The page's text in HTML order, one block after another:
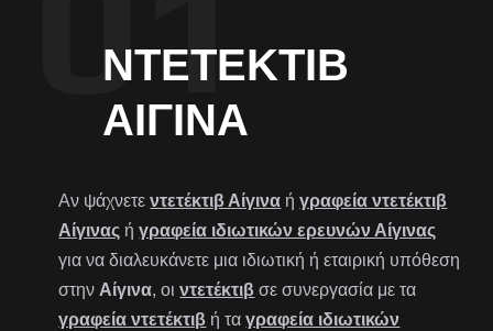
ΝΤΕΤΈΚΤΙΒ
ΑΊΓΙΝΑ
Αν ψάχνετεντετέκτιβ Αίγινα ήγραφεία ντετέκτιβ
Αίγινας ήγραφεία ιδιωτικών ερευνών Αίγινας
για να διαλευκάνετε μια ιδιωτική ή εταιρική υπόθεση
στην Αίγινα, οιντετέκτιβ σε συνεργασία με τα
γραφεία ντετέκτιβ ή ταγραφεία ιδιωτικών